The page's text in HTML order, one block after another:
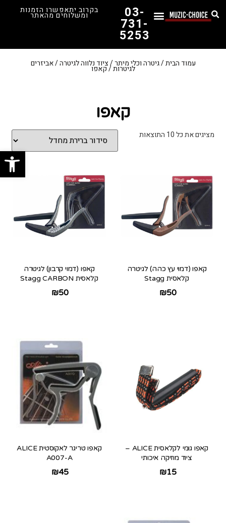
פתח
03-
731-
5253
בקרוב יתאפשרו הזמנות
ומשלוחים מהאתר
עמוד הבית/גיטרה וכלי מיתר/ציוד נלווה לגיטרה/אביזרים
לגיטרות/ קאפו
קאפו
מציגים את כל ⁦10⁩ התוצאות
קאפו (דמוי עץ כהה) לגיטרה
קלאסית Stagg
₪50
קאפו (דמוי קרבון) לגיטרה
קלאסית Stagg CARBON
₪50
קאפו גומי לקלאסית ALICE –
ציוד מוזיקה איכותי
₪15
קאפו טריגר לאקוסטית ALICE
A007-A
₪45